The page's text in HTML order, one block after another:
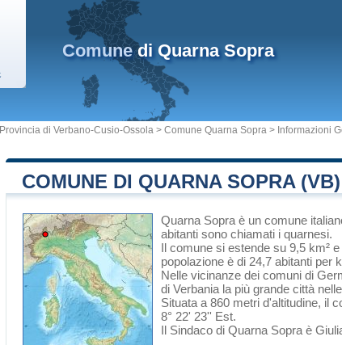
Comunedi Quarna Sopra
Provincia di Verbano-Cusio-Ossola > Comune Quarna Sopra > Informazioni
COMUNE DI QUARNA SOPRA (VB)
Quarna Sopra è un comune
abitanti sono chiamati i quarnesi.
Il comune si estende su 9,5 km²
popolazione è di 24,7 abitanti per
Nelle vicinanze dei comuni di
di Verbania la più grande città
Situata a 860 metri d'altitudine, il
8° 22' 23'' Est.
Il Sindaco di Quarna Sopra è